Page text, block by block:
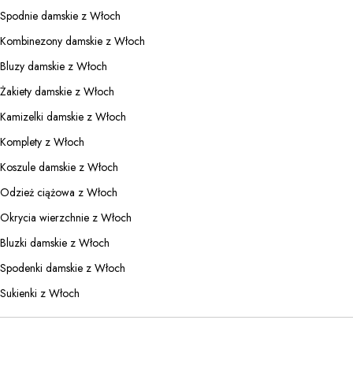
Spodnie damskie z Włoch
Kombinezony damskie z Włoch
Bluzy damskie z Włoch
Żakiety damskie z Włoch
Kamizelki damskie z Włoch
Komplety z Włoch
Koszule damskie z Włoch
Odzież ciążowa z Włoch
Okrycia wierzchnie z Włoch
Bluzki damskie z Włoch
Spodenki damskie z Włoch
Sukienki z Włoch